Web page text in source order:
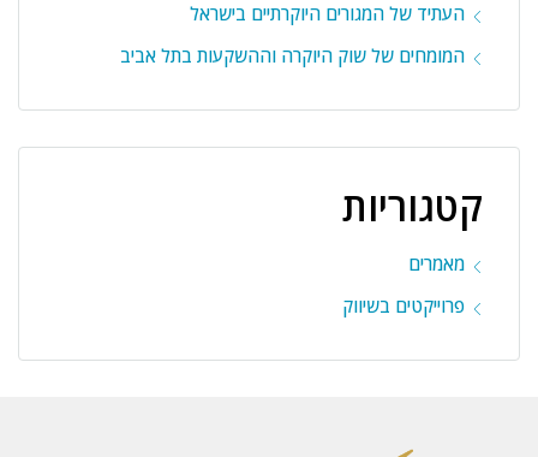
העתיד של המגורים היוקרתיים בישראל
המומחים של שוק היוקרה וההשקעות בתל אביב
קטגוריות
מאמרים
פרוייקטים בשיווק